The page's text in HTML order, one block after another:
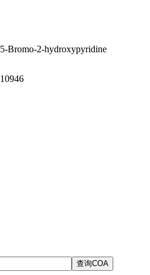
5-Bromo-2-hydroxypyridine
10946
查询COA